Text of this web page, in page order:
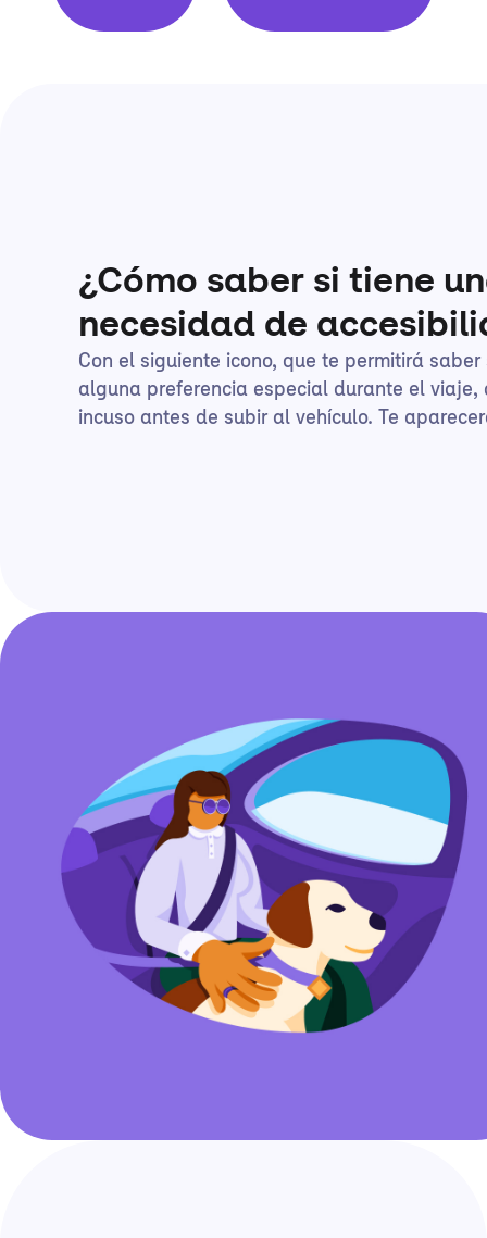
¿Cómo saber si tiene
necesidad de
Con el siguiente icono, que te permitirá
alguna preferencia especial durante el
incuso antes de subir al vehículo. Te